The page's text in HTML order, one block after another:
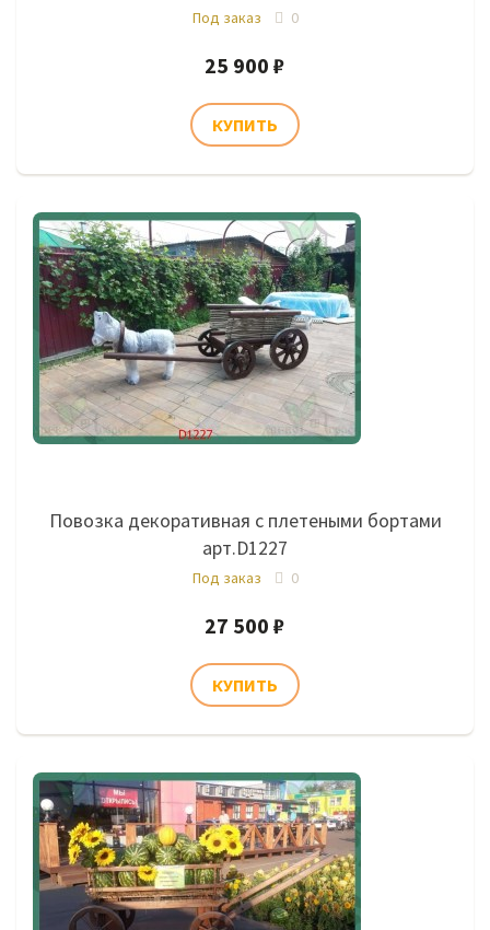
Под заказ 0
25 900 ₽
Повозка декоративная с плетеными бортами
арт.D1227
Под заказ 0
27 500 ₽